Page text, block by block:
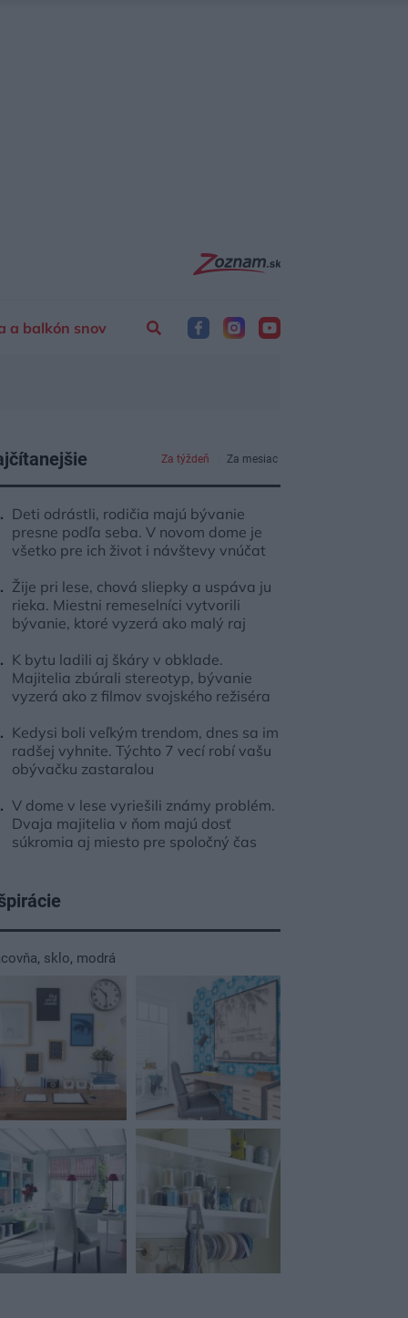
a balkón snov
Za týždeň Za mesiac
Deti odrástli, rodičia majú bývanie
presne podľa seba. V novom dome je
všetko pre ich život i návštevy vnúčat
Žije pri lese, chová sliepky a uspáva ju
rieka. Miestni remeselníci vytvorili
bývanie, ktoré vyzerá ako malý raj
K bytu ladili aj škáry v obklade.
Majitelia zbúrali stereotyp, bývanie
vyzerá ako z filmov svojského režiséra
Kedysi boli veľkým trendom, dnes sa im
radšej vyhnite. Týchto 7 vecí robí vašu
obývačku zastaralou
V dome v lese vyriešili známy problém.
Dvaja majitelia v ňom majú dosť
súkromia aj miesto pre spoločný čas
, sklo, modrá